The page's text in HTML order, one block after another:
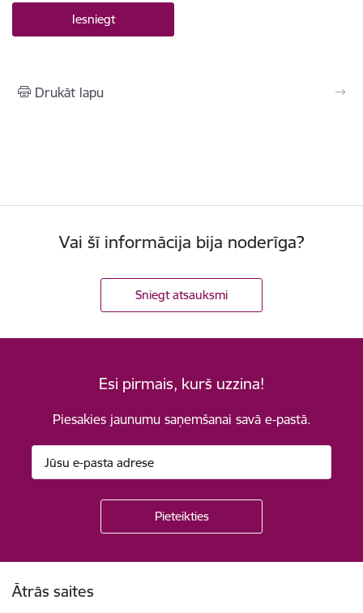
Drukāt lapu
Vai šī informācija bija noderīga?
Sniegt atsauksmi
Esi pirmais, kurš uzzina!
Piesakies jaunumu saņemšanai savā e-pastā.
Ātrās saites